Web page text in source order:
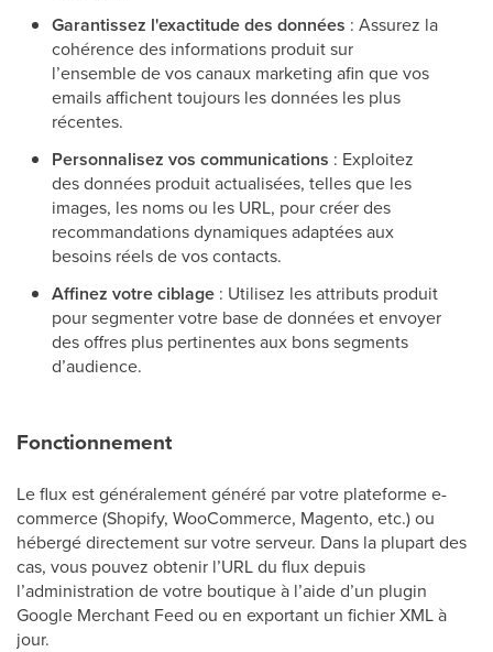
Garantissez l'exactitude des données : Assurez la
cohérence des informations produit sur
l’ensemble de vos canaux marketing afin que vos
emails affichent toujours les données les plus
récentes.
Personnalisez vos communications : Exploitez
des données produit actualisées, telles que les
images, les noms ou les URL, pour créer des
recommandations dynamiques adaptées aux
besoins réels de vos contacts.
Affinez votre ciblage : Utilisez les attributs produit
pour segmenter votre base de données et envoyer
des offres plus pertinentes aux bons segments
d’audience.
Fonctionnement
Le flux est généralement généré par votre plateforme e-
commerce (Shopify, WooCommerce, Magento, etc.) ou
hébergé directement sur votre serveur. Dans la plupart des
cas, vous pouvez obtenir l’URL du flux depuis
l’administration de votre boutique à l’aide d’un plugin
Google Merchant Feed ou en exportant un fichier XML à
jour.